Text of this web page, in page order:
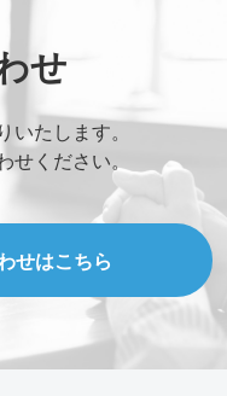
せ
たします。
ください。
せはこちら